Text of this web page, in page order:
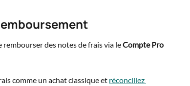
des notes de frais via le Compte Pro
comme un achat classique et réconciliez